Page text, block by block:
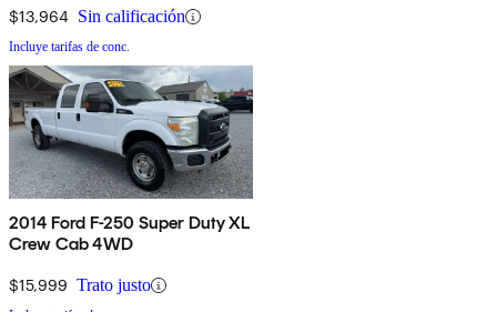
$13,964 Sin calificación
Incluye tarifas de conc.
2014 Ford F-250 Super Duty XL
Crew Cab 4WD
$15,999 Trato justo